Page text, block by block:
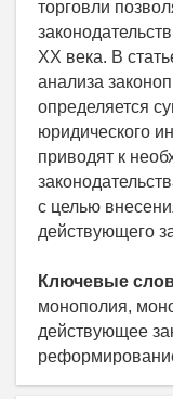
торговли
XX века. В
анализа
определяется
юридического
приводят к
с целью
действующего
Ключевые
монополия,
действующее